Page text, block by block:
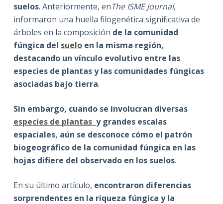
suelos. Anteriormente, enThe ISME Journal,
informaron una huella filogenética significativa de
árboles en la composición de la comunidad
fúngica del sueloen la misma región,
destacando un vínculo evolutivo entre las
especies de plantas y las comunidades fúngicas
asociadas bajo tierra.
Sin embargo, cuando se involucran diversas
especies de plantas y grandes escalas
espaciales, aún se desconoce cómo el patrón
biogeográfico de la comunidad fúngica en las
hojas difiere del observado en los suelos.
En su último artículo, encontraron diferencias
sorprendentes en la riqueza fúngica y la